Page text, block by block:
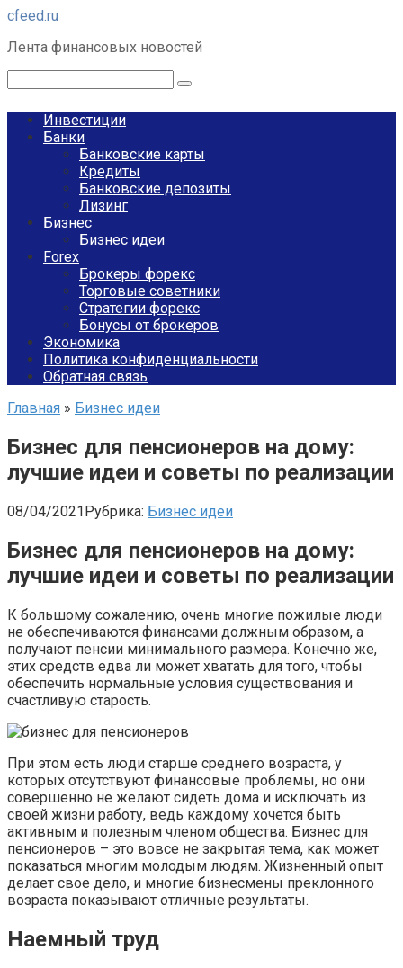
Перейти
контенту
cfeed.ru
Лента финансовых новостей
Инвестиции
Банки
Банковские карты
Кредиты
Банковские депозиты
Лизинг
Бизнес
Бизнес идеи
Forex
Брокеры форекс
Торговые советники
Стратегии форекс
Бонусы от брокеров
Экономика
Политика конфиденциальности
Обратная связь
Главная » Бизнес идеи
Бизнес для пенсионеров на дому:
лучшие идеи и советы по реализации
08/04/2021Рубрика: Бизнес идеи
Бизнес для пенсионеров на дому:
лучшие идеи и советы по реализации
К большому сожалению, очень многие пожилые люди
не обеспечиваются финансами должным образом, а
получают пенсии минимального размера. Конечно же,
этих средств едва ли может хватать для того, чтобы
обеспечить нормальные условия существования и
счастливую старость.
При этом есть люди старше среднего возраста, у
которых отсутствуют финансовые проблемы, но они
совершенно не желают сидеть дома и исключать из
своей жизни работу, ведь каждому хочется быть
активным и полезным членом общества. Бизнес для
пенсионеров – это вовсе не закрытая тема, как может
показаться многим молодым людям. Жизненный опыт
делает свое дело, и многие бизнесмены преклонного
возраста показывают отличные результаты.
Наемный труд